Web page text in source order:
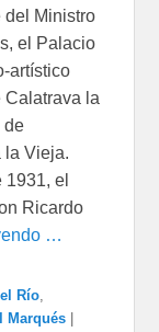
del Ministro
el Palacio
artístico
Calatrava la
de
la Vieja.
el
Ricardo
…
Río,
Marqués